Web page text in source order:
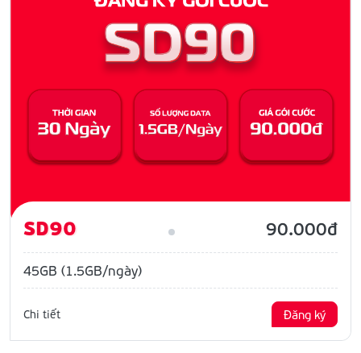
SD90 90.000đ
45GB (1.5GB/ngày)
Chi tiết Đăng ký